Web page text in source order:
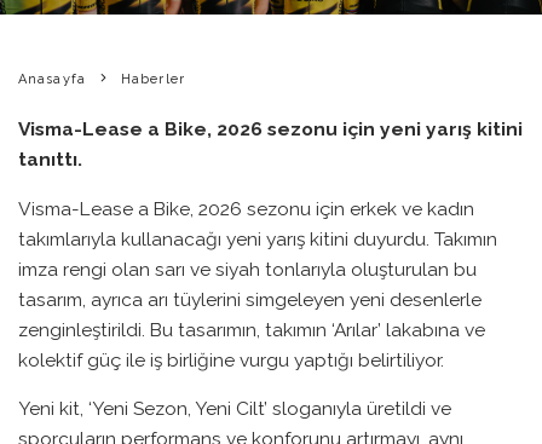
Anasayfa Haberler
Visma-Lease a Bike, 2026 sezonu için yeni yarış kitini
tanıttı.
Visma-Lease a Bike, 2026 sezonu için erkek ve kadın
takımlarıyla kullanacağı yeni yarış kitini duyurdu. Takımın
imza rengi olan sarı ve siyah tonlarıyla oluşturulan bu
tasarım, ayrıca arı tüylerini simgeleyen yeni desenlerle
zenginleştirildi. Bu tasarımın, takımın ‘Arılar’ lakabına ve
kolektif güç ile iş birliğine vurgu yaptığı belirtiliyor.
Yeni kit, ‘Yeni Sezon, Yeni Cilt’ sloganıyla üretildi ve
sporcuların performans ve konforunu artırmayı, aynı